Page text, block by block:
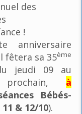
des
!
anniversaire
fêtera sa 35ème
jeudi 09 au
à
Bébés-
& 12/10).